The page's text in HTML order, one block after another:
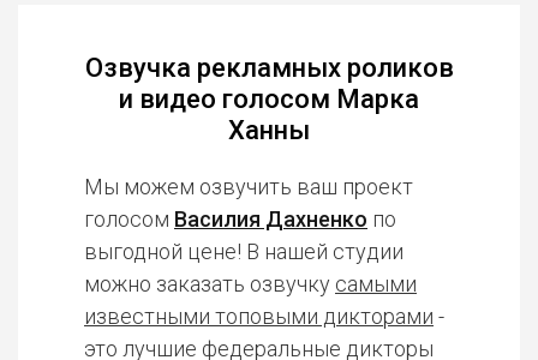
Озвучка рекламных роликов
и видео голосом Марка
Ханны
Мы можем озвучить ваш проект
голосом Василия Дахненко по
выгодной цене! В нашей студии
можно заказать озвучку самыми
известными топовыми дикторами -
это лучшие федеральные дикторы